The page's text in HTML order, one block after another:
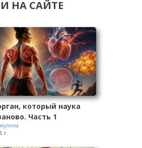
НА САЙТЕ
который наука
Часть 1
г.